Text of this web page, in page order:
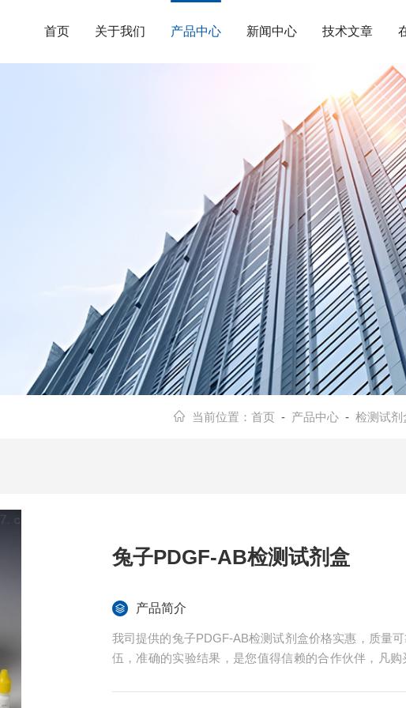
首页 关于我们 产品中心 新闻中心 技术文章
当前位置： 首页 - 产品中心- 检测试剂
兔子PDGF-AB检测试剂盒
产品简介
我司提供的兔子PDGF-AB检测试剂盒价格实惠，质量
伍，准确的实验结果，是您值得信赖的合作伙伴，凡